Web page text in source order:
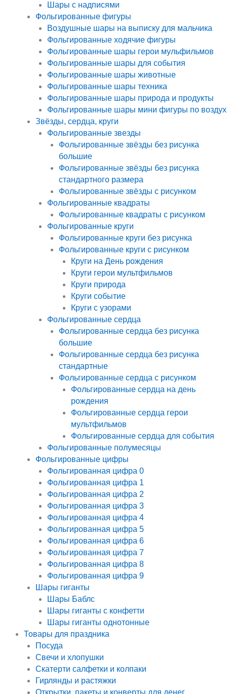
Шары с надписями
Фольгированные фигуры
Воздушные шары на выписку для мальчика
Фольгированные ходячие фигуры
Фольгированные шары герои мульфильмов
Фольгированные шары для события
Фольгированные шары животные
Фольгированные шары техника
Фольгированные шары природа и продукты
Фольгированные шары мини фигуры по воздух
Звёзды, сердца, круги
Фольгированные звезды
Фольгированные звёзды без рисунка
большие
Фольгированные звёзды без рисунка
стандартного размера
Фольгированные звёзды с рисунком
Фольгированные квадраты
Фольгированные квадраты с рисунком
Фольгированные круги
Фольгированные круги без рисунка
Фольгированные круги с рисунком
Круги на День рождения
Круги герои мультфильмов
Круги природа
Круги событие
Круги с узорами
Фольгированные сердца
Фольгированные сердца без рисунка
большие
Фольгированные сердца без рисунка
стандартные
Фольгированные сердца с рисунком
Фольгированные сердца на день
рождения
Фольгированные сердца герои
мультфильмов
Фольгированные сердца для события
Фольгированные полумесяцы
Фольгированные цифры
Фольгированная цифра 0
Фольгированная цифра 1
Фольгированная цифра 2
Фольгированная цифра 3
Фольгированная цифра 4
Фольгированная цифра 5
Фольгированная цифра 6
Фольгированная цифра 7
Фольгированная цифра 8
Фольгированная цифра 9
Шары гиганты
Шары Баблс
Шары гиганты с конфетти
Шары гиганты однотонные
Товары для праздника
Посуда
Свечи и хлопушки
Скатерти салфетки и колпаки
Гирлянды и растяжки